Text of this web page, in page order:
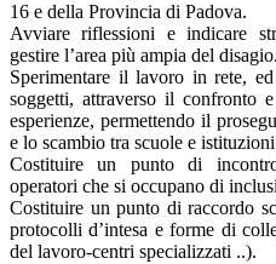
16 e della Provincia di Padova.
Avviare riflessioni e indicare
gestire l’area più ampia del disagio.
Sperimentare il lavoro in rete,
soggetti, attraverso il confronto
esperienze, permettendo il
e lo scambio tra scuole e
Costituire un punto di
operatori che si occupano di
Costituire un punto di raccordo
protocolli d’intesa e forme di
del lavoro-centri specializzati ..).